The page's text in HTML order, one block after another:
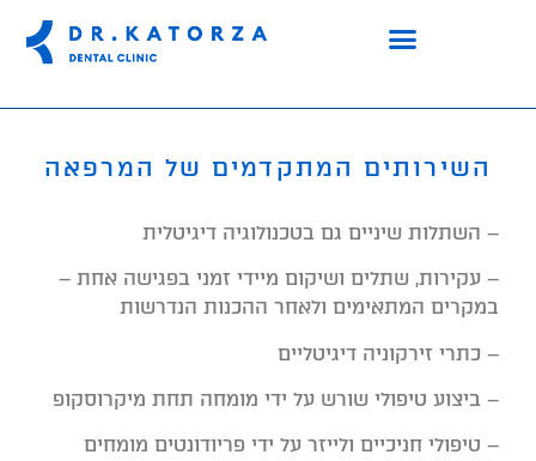
השירותים המתקדמים של המרפאה
– השתלות שיניים גם בטכנולוגיה דיגיטלית
– עקירות, שתלים ושיקום מיידי זמני בפגישה אחת –
במקרים המתאימים ולאחר ההכנות הנדרשות
– כתרי זירקוניה דיגיטליים
– ביצוע טיפולי שורש על ידי מומחה תחת מיקרוסקופ
– טיפולי חניכיים ולייזר על ידי פריודונטים מומחים